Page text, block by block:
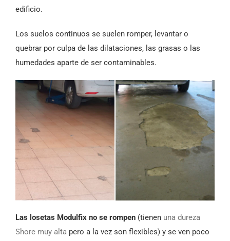
edificio.
Los suelos continuos se suelen romper, levantar o
quebrar por culpa de las dilataciones, las grasas o las
humedades aparte de ser contaminables.
Las losetas Modulfix no se rompen (tienen una dureza
Shore muy alta pero a la vez son flexibles) y se ven poco